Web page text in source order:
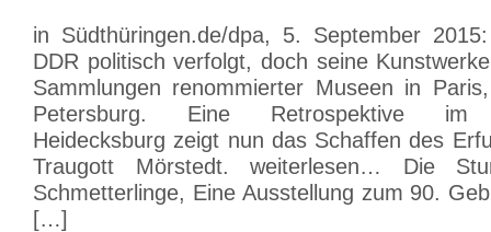
in Südthüringen.de/dpa, 5. September
DDR politisch verfolgt, doch seine
Sammlungen renommierter Museen in
Petersburg. Eine Retrospektive im
Heidecksburg zeigt nun das Schaffen des
Traugott Mörstedt. weiterlesen… Die
Schmetterlinge, Eine Ausstellung zum 90.
[…]